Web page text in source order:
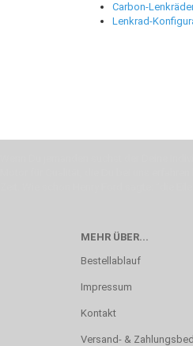
Carbon-
Lenkrad-
Wenn Du jemanden suchst der Deine
Motor für Qualität, die Du bei uns
MEHR ÜBER...
Bestellablauf
Impressum
Kontakt
Versand- &